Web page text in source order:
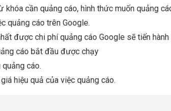
khóa cần quảng cáo, hình thức muốn quảng
quảng cáo trên Google.
được chi phí quảng cáo Google sẽ tiến
cáo bắt đầu được chạy
cáo.
hiệu quả của việc quảng cáo.